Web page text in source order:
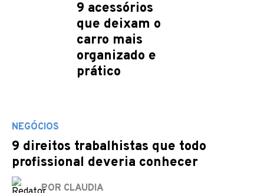
9 acessórios
que deixam o
carro mais
organizado e
prático
NEGÓCIOS
9 direitos trabalhistas que todo
profissional deveria conhecer
POR CLAUDIA